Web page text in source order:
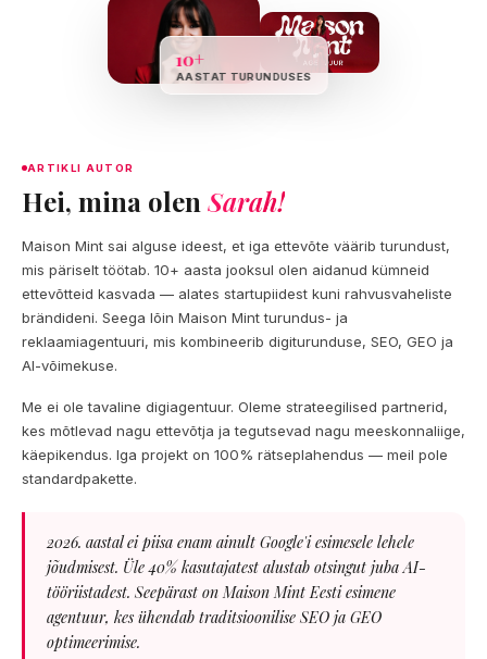
10+
AASTAT TURUNDUSES
ARTIKLI AUTOR
Hei, mina olen Sarah!
Maison Mint sai alguse ideest, et iga ettevõte väärib turundust,
mis päriselt töötab. 10+ aasta jooksul olen aidanud kümneid
ettevõtteid kasvada — alates startupiidest kuni rahvusvaheliste
brändideni. Seega lõin Maison Mint turundus- ja
reklaamiagentuuri, mis kombineerib digiturunduse, SEO, GEO ja
AI-võimekuse.
Me ei ole tavaline digiagentuur. Oleme strateegilised partnerid,
kes mõtlevad nagu ettevõtja ja tegutsevad nagu meeskonnaliige,
käepikendus. Iga projekt on 100% rätseplahendus — meil pole
standardpakette.
2026. aastal ei piisa enam ainult Google'i esimesele lehele
jõudmisest. Üle 40% kasutajatest alustab otsingut juba AI-
tööriistadest. Seepärast on Maison Mint Eesti esimene
agentuur, kes ühendab traditsioonilise SEO ja GEO
optimeerimise.